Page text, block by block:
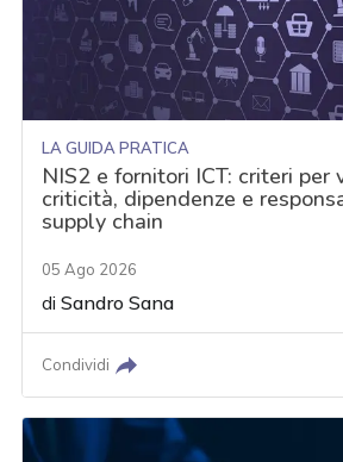
LA GUIDA PRATICA
NIS2 e fornitori ICT: criteri per
criticità, dipendenze e
supply chain
05 Ago 2026
diSandro Sana
Condividi